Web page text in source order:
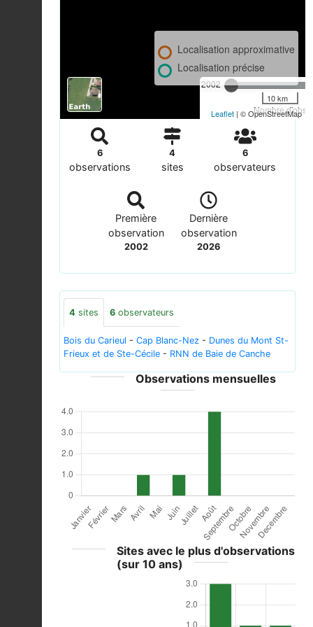
2002
Nombre
Localisation approximative
Localisation précise
10 km
Leaflet | © OpenStreetMap
6
observations
4
sites
6
observateurs
Première
observation
2002
Dernière
observation
2026
4 sites 6 observateurs
Bois du Carieul - Cap Blanc-Nez - Dunes du Mont St-
Frieux et de Ste-Cécile - RNN de Baie de Canche
Observations mensuelles
Sites avec le plus d'observations
(sur 10 ans)